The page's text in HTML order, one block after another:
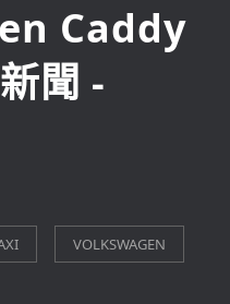
Caddy
聞 -